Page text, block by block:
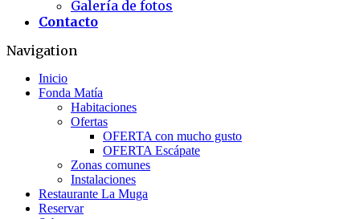
Galería de fotos
Contacto
Navigation
Inicio
Fonda Matía
Habitaciones
Ofertas
OFERTA con mucho gusto
OFERTA Escápate
Zonas comunes
Instalaciones
Restaurante La Muga
Reservar